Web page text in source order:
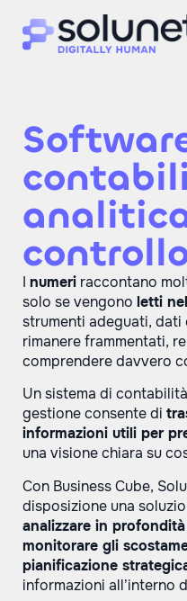
I numeri raccontano
solo se vengono letti
strumenti adeguati,
rimanere frammentati,
comprendere davvero
Un sistema di
gestione consente di
informazioni utili per
una visione chiara su
Con Business Cube,
disposizione una
analizzare in
monitorare gli
pianificazione
informazioni all’interno